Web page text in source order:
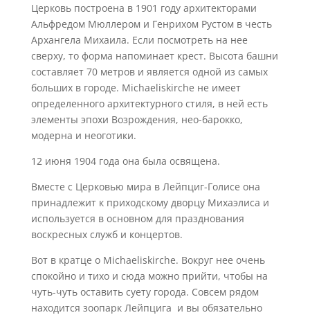
Церковь построена в 1901 году архитекторами
Альфредом Мюллером и Генрихом Рустом в честь
Архангела Михаила. Если посмотреть на нее
сверху, то форма напоминает крест. Высота башни
составляет 70 метров и является одной из самых
больших в городе. Michaeliskirche не имеет
определенного архитектурного стиля, в ней есть
элементы эпохи Возрождения, нео-барокко,
модерна и неоготики.
12 июня 1904 года она была освящена.
Вместе с Церковью мира в Лейпциг-Голисе она
принадлежит к приходскому дворцу Михаэлиса и
используется в основном для празднования
воскресных служб и концертов.
Вот в кратце о Michaeliskirche. Вокруг нее очень
спокойно и тихо и сюда можно прийти, чтобы на
чуть-чуть оставить суету города. Совсем рядом
находится зоопарк Лейпцига и вы обязательно